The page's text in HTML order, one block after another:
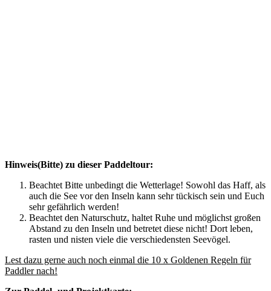
Hinweis(Bitte) zu dieser Paddeltour:
Beachtet Bitte unbedingt die Wetterlage! Sowohl das Haff, als
auch die See vor den Inseln kann sehr tückisch sein und Euch
sehr gefährlich werden!
Beachtet den Naturschutz, haltet Ruhe und möglichst großen
Abstand zu den Inseln und betretet diese nicht! Dort leben,
rasten und nisten viele die verschiedensten Seevögel.
Lest dazu gerne auch noch einmal die 10 x Goldenen Regeln für
Paddler nach!